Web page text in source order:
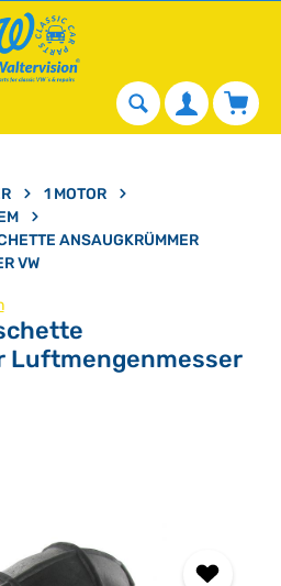
1 MOTOR
ANSAUGKRÜMMER
VW
von 0 von 5 Sternen
Luftmengenmesser